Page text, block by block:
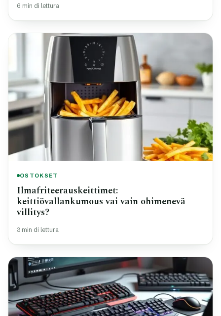
6 min di lettura
OSTOKSET
Ilmafriteerauskeittimet:
keittiövallankumous vai vain ohimenevä
villitys?
3 min di lettura